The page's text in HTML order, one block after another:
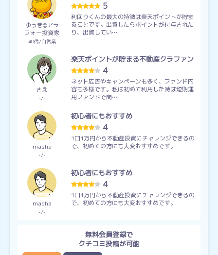
ゆうき@アラ
フォー投資家
40代 自営業
5
利回りくんの最大の特徴は楽天ポイントが貯ま
ることです。出資したらポイントが付与された
り、出資してい…
さえ
- -
楽天ポイントが貯まる不動産クラファン
4
ネット広告やキャンペーンも多く、ファンド内
容も多様です。私は初めて利用した時は短期運
用ファンドで問…
masha
- -
初心者にもおすすめ
4
1口1万円から不動産投資にチャレンジできるの
で、初めての方にも大変おすすめです。
masha
- -
初心者にもおすすめ
4
1口1万円から不動産投資にチャレンジできるの
で、初めての方にも大変おすすめです。
無料会員登録で
クチコミ投稿が可能